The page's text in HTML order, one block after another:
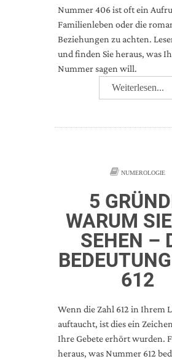
Nummer 406 ist oft ein
Familienleben oder die
Beziehungen zu achten.
und finden Sie heraus, was
Nummer sagen will.
Weiterlesen...
NUMEROLOGIE
5
WARUM
SEHEN –
612
Wenn die Zahl 612 in Ihrem
auftaucht, ist dies ein
Ihre Gebete erhört wurden.
heraus, was Nummer 612